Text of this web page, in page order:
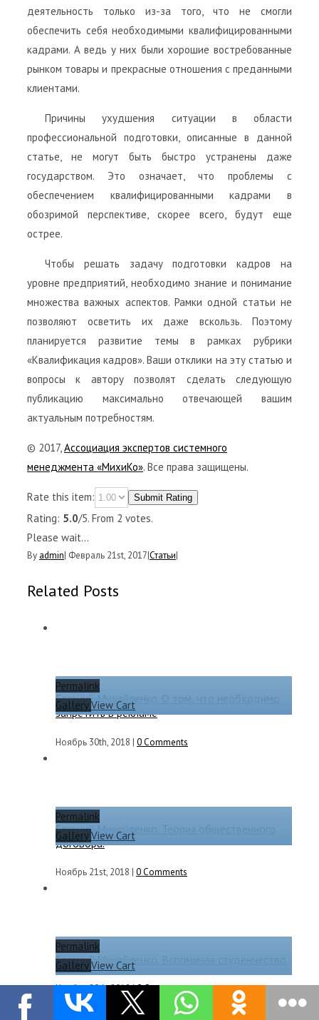
деятельность только из-за того, что не смогли
обеспечить себя необходимыми квалифицированными
кадрами. А ведь у них были хорошие востребованные
рынком товары и прекрасные отношения с преданными
клиентами.
Причины ухудшения ситуации в области
профессиональной подготовки, описанные в данной
статье, не могут быть быстро устранены даже
государством. Это означает, что проблемы с
обеспечением квалифицированными кадрами в
обозримой перспективе, скорее всего, будут еще
острее.
Чтобы решать задачу подготовки кадров на
уровне предприятий, необходимо знание и понимание
множества важных аспектов. Рамки одной статьи не
позволяют осветить их даже вскользь. Поэтому
планируется развитие темы в рамках рубрики
«Квалификация кадров». Ваши отклики на эту статью и
вопросы к автору позволят сделать следующую
публикацию максимально отвечающей вашим
актуальным потребностям.
© 2017,Ассоциация экспертов системного
менеджмента «МихиКо». Все права защищены.
Rate this item: Submit Rating
Rating: 5.0/5. From 2 votes.
Please wait...
By admin| Февраль 21st, 2017|Статьи|
Related Posts
Permalink
GalleryView Cart
Евгений Михайленко. О том, что необходимо
запретить в рекламе
Ноябрь 30th, 2018 | 0 Comments
Permalink
GalleryView Cart
Евгений Михайленко. Теория общественного
договора.
Ноябрь 21st, 2018 | 0 Comments
Permalink
GalleryView Cart
Евгений Михайленко. Вспоминая студенчество.
Ноябрь 20th, 2018|0 Comments